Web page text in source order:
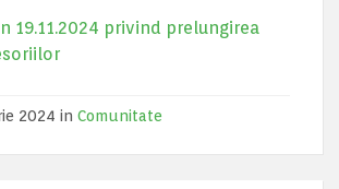
19.11.2024 privind prelungirea
2024 in Comunitate